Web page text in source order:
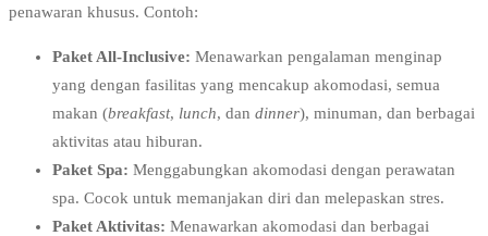
penawaran khusus. Contoh:
Paket All-Inclusive: Menawarkan pengalaman menginap
yang dengan fasilitas yang mencakup akomodasi, semua
makan (breakfast, lunch, dan dinner), minuman, dan berbagai
aktivitas atau hiburan.
Paket Spa: Menggabungkan akomodasi dengan perawatan
spa. Cocok untuk memanjakan diri dan melepaskan stres.
Paket Aktivitas: Menawarkan akomodasi dan berbagai